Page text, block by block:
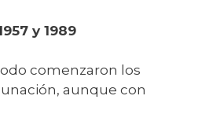
y 1989
comenzaron los
aunque con